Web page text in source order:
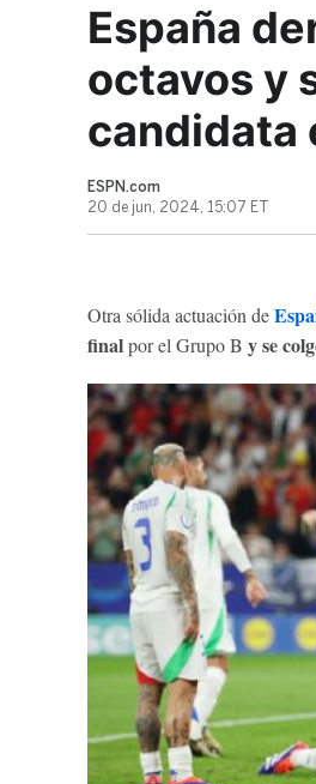
España
octavos y
candidata
ESPN.com
20 de jun, 2024, 15:07 ET
Otra sólida actuación de
finalpor el Grupo B y se